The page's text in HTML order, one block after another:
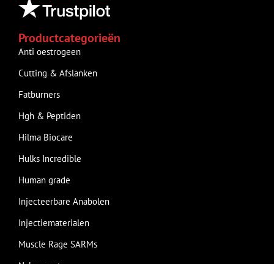
Productcategorieën
Anti oestrogeen
Cutting & Afslanken
Fatburners
Hgh & Peptiden
Hilma Biocare
Hulks Incredible
Human grade
Injecteerbare Anabolen
Injectiematerialen
Muscle Rage SARMs